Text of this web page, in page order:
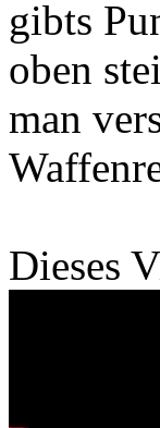
gibts
oben
man
Dieses